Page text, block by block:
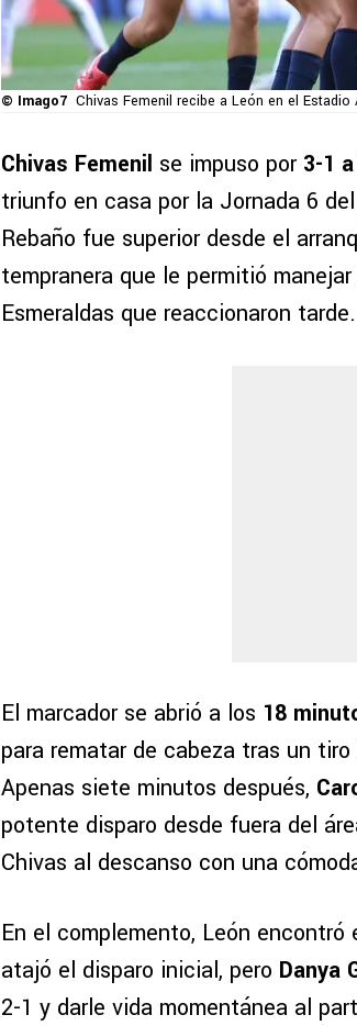
© Imago7 Chivas Femenil recibe a León en el Estadio
Chivas Femenil se impuso por 3-1
triunfo en casa por la Jornada 6 del
Rebaño fue superior desde el
tempranera que le permitió
Esmeraldas que reaccionaron tarde.
El marcador se abrió a los 18
para rematar de cabeza tras un
Apenas siete minutos después,
potente disparo desde fuera del
Chivas al descanso con una
En el complemento, León
atajó el disparo inicial, pero Danya
2-1 y darle vida momentánea al